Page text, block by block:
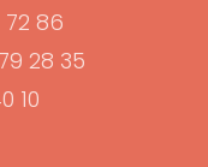
86
28 35
10